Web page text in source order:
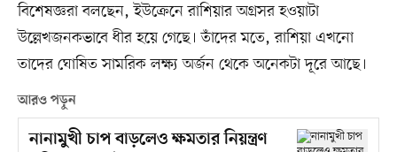
বিশেষজ্ঞরা বলছেন, ইউক্রেনে রাশিয়ার অগ্রসর হওয়াটা
উল্লেখজনকভাবে ধীর হয়ে গেছে। তাঁদের মতে, রাশিয়া এখনো
তাদের ঘোষিত সামরিক লক্ষ্য অর্জন থেকে অনেকটা দূরে আছে।
আরও পড়ুন
নানামুখী চাপ বাড়লেও ক্ষমতার নিয়ন্ত্রণ